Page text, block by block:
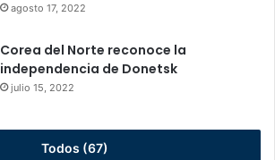
agosto 17, 2022
Corea del Norte reconoce la
independencia de Donetsk
julio 15, 2022
Todos (67)